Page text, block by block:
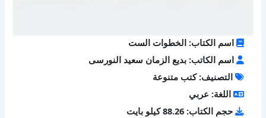
اسم الكتاب: الخطوات الست
اسم الكاتب: بديع الزمان سعيد النورسى
التصنيف: كتب متنوعة
اللغة: عربي
حجم الكتاب: 88.26 كيلو بايت